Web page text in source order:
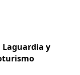
Laguardia y